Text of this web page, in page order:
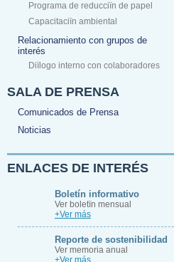
Programa de reducciïn de papel
Capacitaciïn ambiental
Relacionamiento con grupos de
interés
Diïlogo interno con colaboradores
SALA DE PRENSA
Comunicados de Prensa
Noticias
ENLACES DE INTERÉS
Boletín informativo
Ver boletïn mensual
+Ver más
Reporte de sostenibilidad
Ver memoria anual
+Ver más